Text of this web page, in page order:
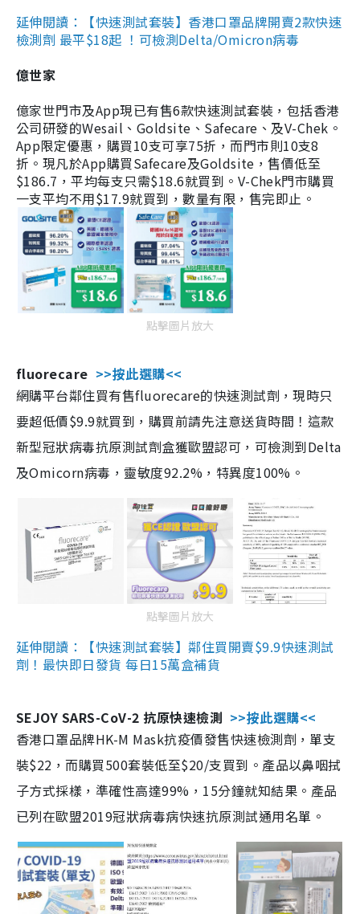
延伸閱讀：【快速測試套裝】香港口罩品牌開賣2款快速
檢測劑 最平$18起 ！可檢測Delta/Omicron病毒
億世家
億家世門市及App現已有售6款快速測試套裝，包括香港
公司研發的Wesail、Goldsite、Safecare、及V-Chek。
App限定優惠，購買10支可享75折，而門市則10支8
折。現凡於App購買Safecare及Goldsite，售價低至
$186.7，平均每支只需$18.6就買到。V-Chek門市購買
一支平均不用$17.9就買到，數量有限，售完即止。
點擊圖片放大
fluorecare >>按此選購<<
網購平台鄰住買有售fluorecare的快速測試劑，現時只
要超低價$9.9就買到，購買前請先注意送貨時間！這款
新型冠狀病毒抗原測試劑盒獲歐盟認可，可檢測到Delta
及Omicorn病毒，靈敏度92.2%，特異度100%。
點擊圖片放大
延伸閱讀：【快速測試套裝】鄰住買開賣$9.9快速測試
劑！最快即日發貨 每日15萬盒補貨
SEJOY SARS-CoV-2 抗原快速檢測 >>按此選購<<
香港口罩品牌HK-M Mask抗疫價發售快速檢測劑，單支
裝$22，而購買500套裝低至$20/支買到。產品以鼻咽拭
子方式採樣，準確性高達99%，15分鐘就知結果。產品
已列在歐盟2019冠狀病毒病快速抗原測試通用名單。